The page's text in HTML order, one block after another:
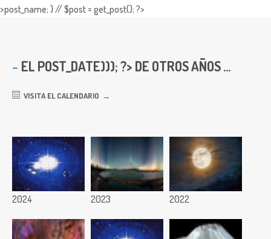
>post_name; } // $post = get_post(); ?>
EL POST_DATE))); ?> DE OTROS AÑOS ...
VISITA EL CALENDARIO
2024 2023 2022